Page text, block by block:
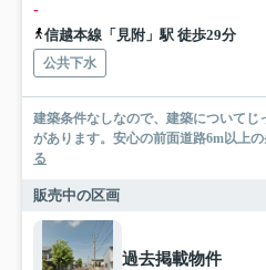
-
信越本線「見附」駅 徒歩29分
公共下水
建築条件なしなので、建築についてじ
があります。安心の前面道路6m以上
る
販売中の区画
過去掲載物件